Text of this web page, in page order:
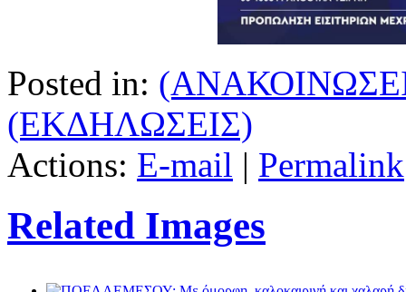
Posted in:
(ΕΚΔΗΛΩΣΕΙΣ)
Actions: E-mail | Permalink
Related Images